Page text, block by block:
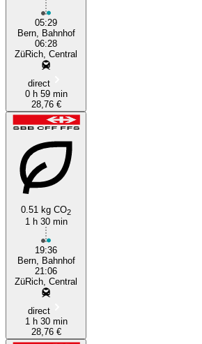
05:29
Bern, Bahnhof
06:28
ZüRich, Central
direct
0 h 59 min
28,76 €
0.51 kg CO2
1 h 30 min
19:36
Bern, Bahnhof
21:06
ZüRich, Central
direct
1 h 30 min
28,76 €